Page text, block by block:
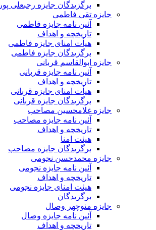
برگزیدگان جایزه رجبعلی پور
جایزه تقی فاطمی
آئین نامه جایزه فاطمی
تاریخچه و اهداف
هیأت امنای جایزه فاطمی
برگزیدگان جایزه فاطمی
جایزه ابوالقاسم قربانی
آئین نامه جایزه قربانی
تاریخچه و اهداف
هیأت امنای جایزه قربانی
برگزیدگان جایزه قربانی
جایزه غلامحسین مصاحب
آئین نامه جایزه مصاحب
تاریخچه و اهداف
هیئت امنا
برگزیدگان جایزه مصاحب
جایزه محمدحسن نجومی
آئین نامه جایزه نجومی
تاریخچه و اهداف
هیئت امنای جایزه نجومی
برگزیدگان
جایزه منوچهر وصال
آئین نامه جایزه وصال
تاریخچه و اهداف